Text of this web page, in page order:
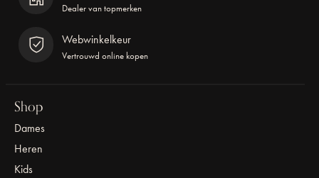
Dealer van topmerken
Webwinkelkeur
Vertrouwd online kopen
Shop
Dames
Heren
Kids